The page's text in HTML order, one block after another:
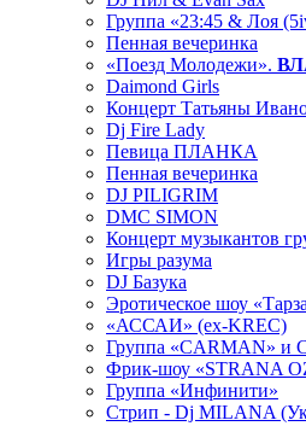
Группа «23:45 & Лоя
Пенная вечеринка
«Поезд Молодежи».
Daimond Girls
Концерт Татьяны
Dj Fire Lady
Певица ПЛАНКА
Пенная вечеринка
DJ PILIGRIM
DMC SIMON
Концерт музыкантов
Игры разума
DJ Базука
Эротическое шоу
«АССАИ» (ex-KREC)
Группа «CARMAN» и
Фрик-шоу «STRANA
Группа «Инфинити»
Стрип - Dj MILANA